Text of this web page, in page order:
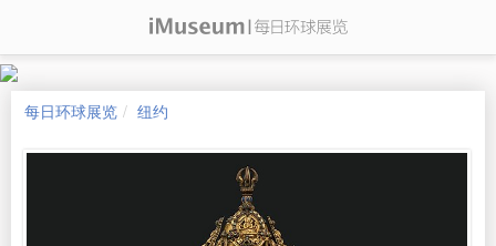
每日环球展览 纽约